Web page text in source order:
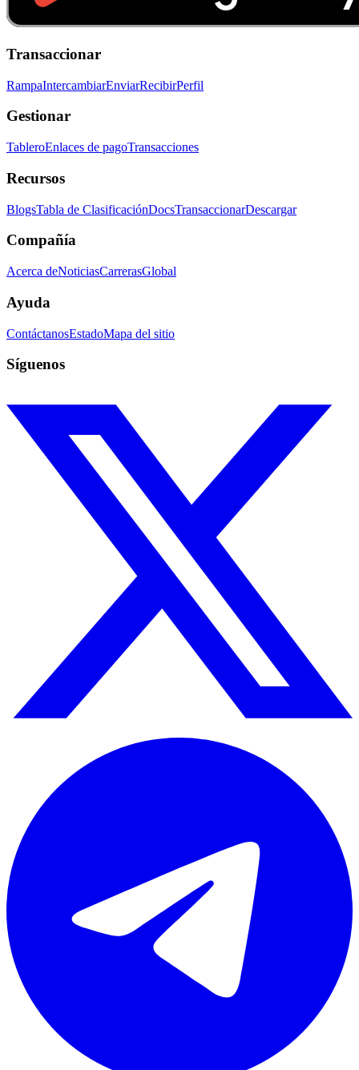
Transaccionar
RampaIntercambiarEnviarRecibirPerfil
Gestionar
TableroEnlaces de pagoTransacciones
Recursos
BlogsTabla de ClasificaciónDocsTransaccionarDescargar
Compañía
Acerca deNoticiasCarrerasGlobal
Ayuda
ContáctanosEstadoMapa del sitio
Síguenos